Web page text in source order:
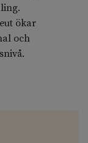
ökar
och